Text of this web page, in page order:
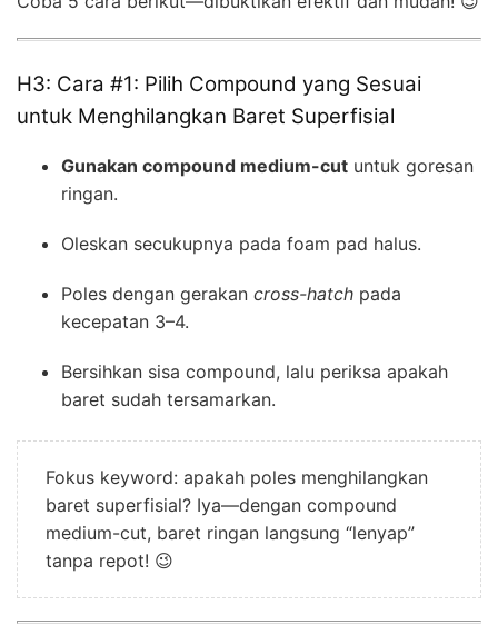
H3: Cara #1: Pilih Compound yang Sesuai
untuk Menghilangkan Baret Superfisial
Gunakan compound medium-cut untuk goresan
ringan.
Oleskan secukupnya pada foam pad halus.
Poles dengan gerakan cross-hatch pada
kecepatan 3–4.
Bersihkan sisa compound, lalu periksa apakah
baret sudah tersamarkan.
Fokus keyword: apakah poles menghilangkan
baret superfisial? Iya—dengan compound
medium-cut, baret ringan langsung “lenyap”
tanpa repot! 😉